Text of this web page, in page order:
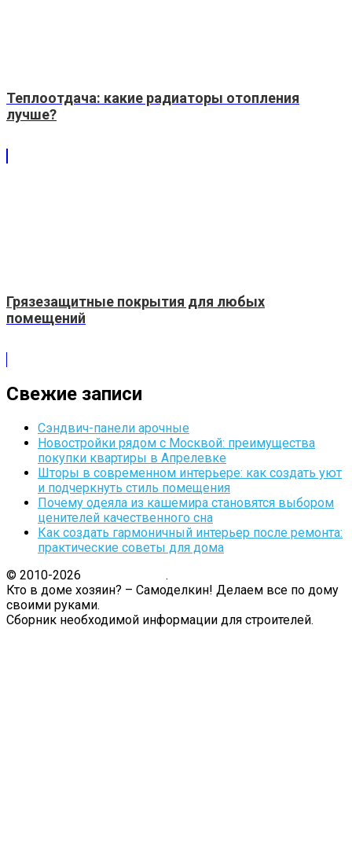
Теплоотдача: какие радиаторы отопления
лучше?
Грязезащитные покрытия для любых
помещений
Свежие записи
Сэндвич-панели арочные
Новостройки рядом с Москвой: преимущества
покупки квартиры в Апрелевке
Шторы в современном интерьере: как создать уют
и подчеркнуть стиль помещения
Почему одеяла из кашемира становятся выбором
ценителей качественного сна
Как создать гармоничный интерьер после ремонта:
практические советы для дома
© 2010-2026
.
Кто в доме хозяин? – Самоделкин! Делаем все по дому
своими руками.
Сборник необходимой информации для строителей.